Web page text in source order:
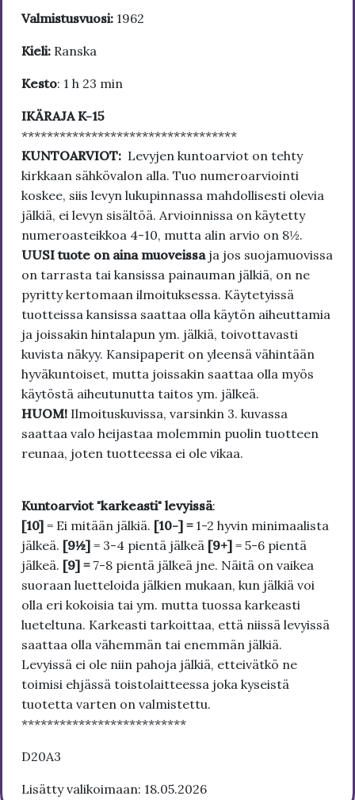
Valmistusvuosi: 1962
Kieli: Ranska
Kesto: 1 h 23 min
IKÄRAJA K-15
**********************************
KUNTOARVIOT: Levyjen kuntoarviot on tehty
kirkkaan sähkövalon alla. Tuo numeroarviointi
koskee, siis levyn lukupinnassa mahdollisesti olevia
jälkiä, ei levyn sisältöä. Arvioinnissa on käytetty
numeroasteikkoa 4-10, mutta alin arvio on 8½.
UUSI tuote on aina muoveissa ja jos suojamuovissa
on tarrasta tai kansissa painauman jälkiä, on ne
pyritty kertomaan ilmoituksessa. Käytetyissä
tuotteissa kansissa saattaa olla käytön aiheuttamia
ja joissakin hintalapun ym. jälkiä, toivottavasti
kuvista näkyy. Kansipaperit on yleensä vähintään
hyväkuntoiset, mutta joissakin saattaa olla myös
käytöstä aiheutunutta taitos ym. jälkeä.
HUOM! Ilmoituskuvissa, varsinkin 3. kuvassa
saattaa valo heijastaa molemmin puolin tuotteen
reunaa, joten tuotteessa ei ole vikaa.
Kuntoarviot "karkeasti" levyissä:
[10] = Ei mitään jälkiä. [10-] = 1-2 hyvin minimaalista
jälkeä. [9½] = 3-4 pientä jälkeä [9+] = 5-6 pientä
jälkeä. [9] = 7-8 pientä jälkeä jne. Näitä on vaikea
suoraan luetteloida jälkien mukaan, kun jälkiä voi
olla eri kokoisia tai ym. mutta tuossa karkeasti
lueteltuna. Karkeasti tarkoittaa, että niissä levyissä
saattaa olla vähemmän tai enemmän jälkiä.
Levyissä ei ole niin pahoja jälkiä, etteivätkö ne
toimisi ehjässä toistolaitteessa joka kyseistä
tuotetta varten on valmistettu.
**************************
D20A3
Lisätty valikoimaan: 18.05.2026